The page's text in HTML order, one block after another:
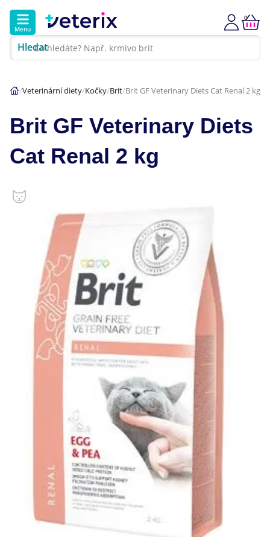
Menu
Hledat
0
Akce
Psi
Kočky
Veterinární diety
Dárkové poukazy
Klinika Veterix
777 319 516 (Po–Pá, 9–19h; So–Ne, 9–14h)
info@veterix.cz
(Po–Pá, 8–15h)
eshop@veterix.cz
Veterinární diety Kočky Brit Brit GF Veterinary Diets Cat Renal 2 kg
Brit GF Veterinary Diets
Cat Renal 2 kg